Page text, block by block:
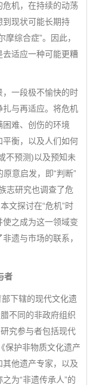
机，在持续的动荡
到现状可能长期持
综合症”。因此，
去适应一种可能更糟
一段极不愉快的时
与再适应。将危机
难、创伤的环境
衡，以及人们如何
不预测)以及预知未
意启发，即“判断”
志研究也调查了危
文探讨在“危机”时
之成为这一领域变
遗与市场的联系，
者
下辖的现代文化遗
不同的非政府组织
究参与者包括现代
保护非物质文化遗产
他遗产专家，以及
为“非遗传承人”的